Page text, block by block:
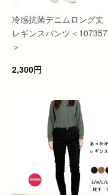
冷感抗菌デニムロング丈
レギンスパンツ＜107357
＞
2,300円